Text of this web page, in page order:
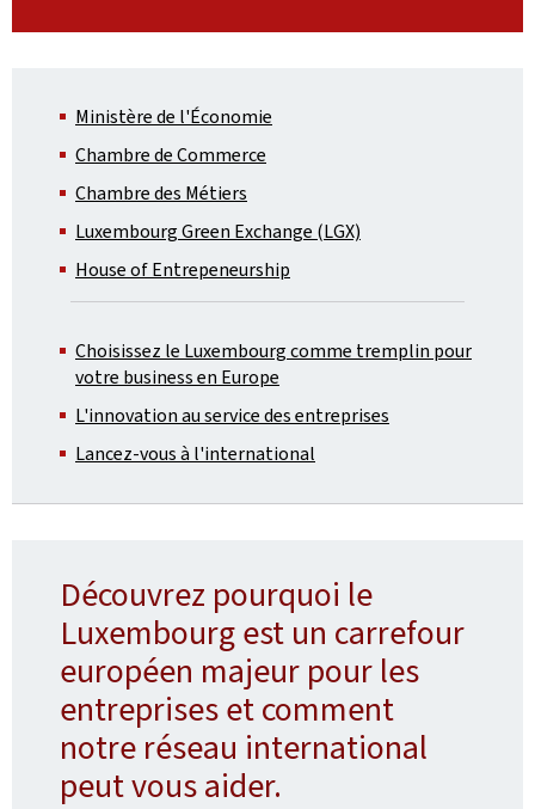
Ministère de l'Économie
Chambre de Commerce
Chambre des Métiers
Luxembourg Green Exchange (LGX)
House of Entrepeneurship
Choisissez le Luxembourg comme tremplin pour
votre business en Europe
L'innovation au service des entreprises
Lancez-vous à l'international
Découvrez pourquoi le
Luxembourg est un carrefour
européen majeur pour les
entreprises et comment
notre réseau international
peut vous aider.